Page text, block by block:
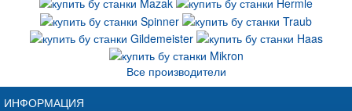
Все производители
ИНФОРМАЦИЯ